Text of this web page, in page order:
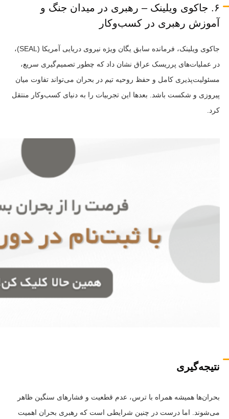
۶. جاکوی ویلینک – رهبری در میدان جنگ و
آموزش رهبری در کسب‌وکار
جاکوی ویلینک، فرمانده سابق یگان ویژه نیروی دریایی آمریکا (SEAL)،
در عملیات‌های پرریسک عراق نشان داد که چطور تصمیم‌گیری سریع،
مسئولیت‌پذیری کامل و حفظ روحیه تیم در بحران می‌تواند تفاوت میان
پیروزی و شکست باشد. بعدها این تجربیات را به دنیای کسب‌وکار منتقل
کرد.
نتیجه‌گیری
بحران‌ها همیشه همراه با ترس، عدم قطعیت و فشارهای سنگین ظاهر
می‌شوند. اما درست در چنین شرایطی است که رهبری بحران اهمیت